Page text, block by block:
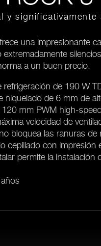
y significativamente
una impresionante
a un buen precio.
de 190 W
de 6 mm de
mm PWM high-
velocidad de
bloquea las ranuras de
cepillado con impresión
permite la instalación